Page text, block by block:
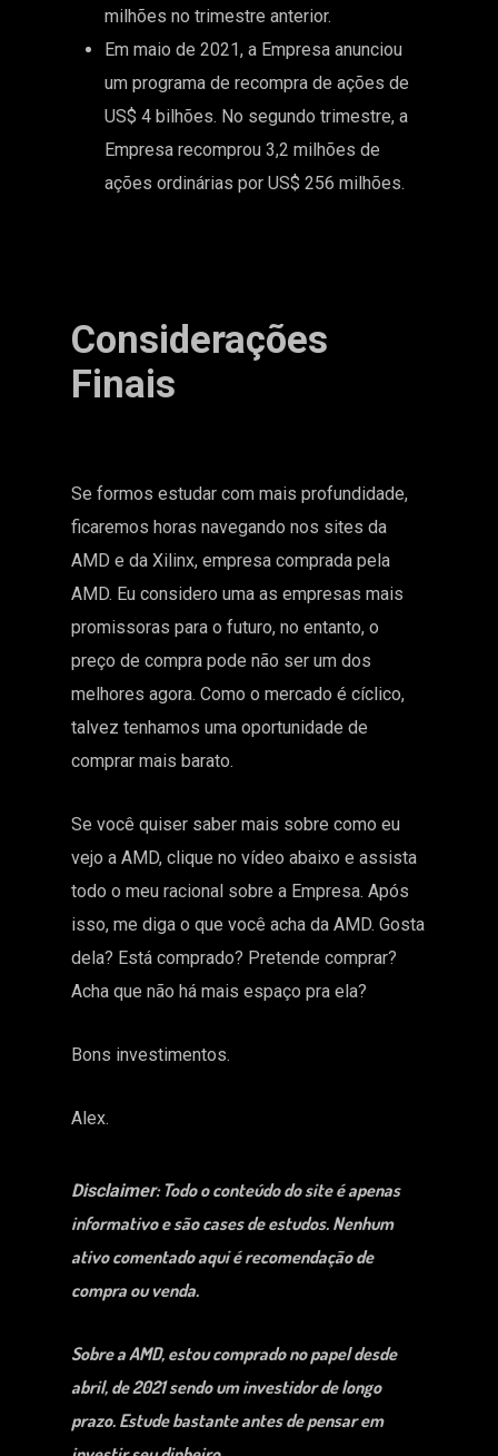
milhões no trimestre anterior.
Em maio de 2021, a Empresa anunciou
um programa de recompra de ações de
US$ 4 bilhões. No segundo trimestre, a
Empresa recomprou 3,2 milhões de
ações ordinárias por US$ 256 milhões.
Considerações
Finais
Se formos estudar com mais profundidade,
ficaremos horas navegando nos sites da
AMD e da Xilinx, empresa comprada pela
AMD. Eu considero uma as empresas mais
promissoras para o futuro, no entanto, o
preço de compra pode não ser um dos
melhores agora. Como o mercado é cíclico,
talvez tenhamos uma oportunidade de
comprar mais barato.
Se você quiser saber mais sobre como eu
vejo a AMD, clique no vídeo abaixo e assista
todo o meu racional sobre a Empresa. Após
isso, me diga o que você acha da AMD. Gosta
dela? Está comprado? Pretende comprar?
Acha que não há mais espaço pra ela?
Bons investimentos.
Alex.
Disclaimer: Todo o conteúdo do site é apenas
informativo e são cases de estudos. Nenhum
ativo comentado aqui é recomendação de
compra ou venda.
Sobre a AMD, estou comprado no papel desde
abril, de 2021 sendo um investidor de longo
prazo. Estude bastante antes de pensar em